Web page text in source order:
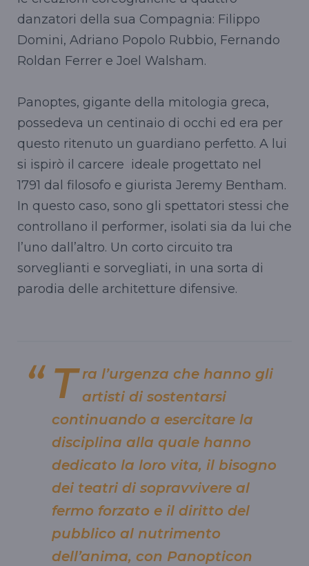
danzatori della sua Compagnia: Filippo
Domini, Adriano Popolo Rubbio, Fernando
Roldan Ferrer e Joel Walsham.
Panoptes, gigante della mitologia greca,
possedeva un centinaio di occhi ed era per
questo ritenuto un guardiano perfetto. A lui
si ispirò il carcere ideale progettato nel
1791 dal filosofo e giurista Jeremy Bentham.
In questo caso, sono gli spettatori stessi che
controllano il performer, isolati sia da lui che
l’uno dall’altro. Un corto circuito tra
sorveglianti e sorvegliati, in una sorta di
parodia delle architetture difensive.
T ra l’urgenza che hanno gli
artisti di sostentarsi
continuando a esercitare la
disciplina alla quale hanno
dedicato la loro vita, il bisogno
dei teatri di sopravvivere al
fermo forzato e il diritto del
pubblico al nutrimento
dell’anima, con Panopticon